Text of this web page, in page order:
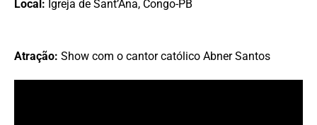
Local: Igreja de Sant’Ana, Congo-PB
Atração: Show com o cantor católico Abner Santos